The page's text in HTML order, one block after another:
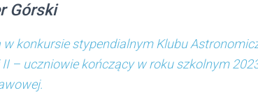
Górski
konkursie stypendialnym Klubu
– uczniowie kończący w roku szkolnym